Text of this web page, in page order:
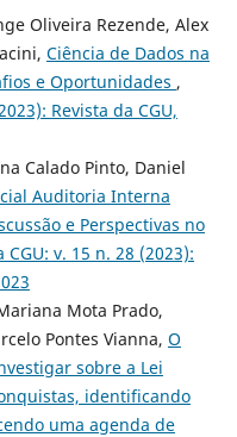
Oliveira Rezende, Alex
Ciência de Dados na
e Oportunidades ,
Revista da CGU,
Calado Pinto, Daniel
Auditoria Interna
e Perspectivas no
CGU: v. 15 n. 28 (2023):
Mota Prado,
Pontes Vianna, O
sobre a Lei
identificando
uma agenda de